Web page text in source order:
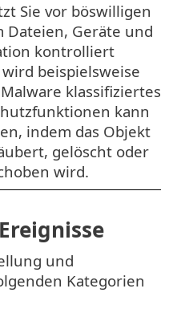
Sie vor böswilligen
Dateien, Geräte und
kontrolliert
beispielsweise
klassifiziertes
kann
indem das Objekt
gelöscht oder
wird.
und
Kategorien